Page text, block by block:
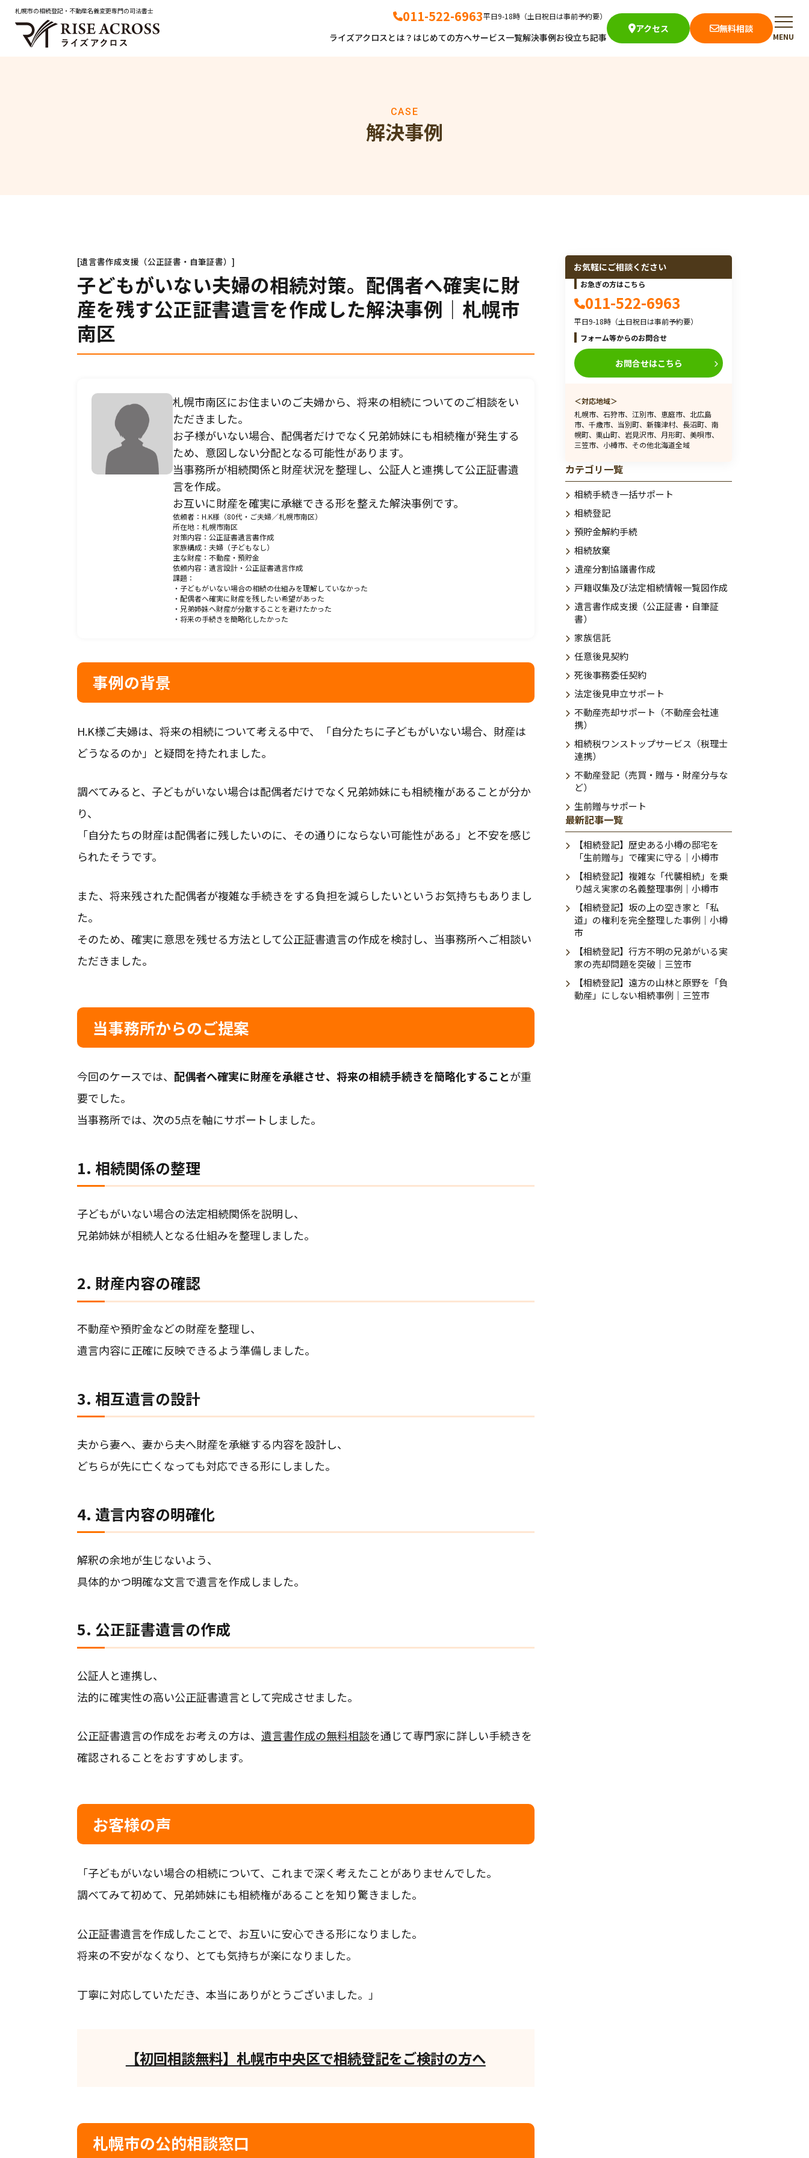
札幌市の相続登記・不動産名義変更専門の司法書士 011-522-6963平日9-18時（土日祝日は事前予約要）
ライズアクロスとは？ はじめての方へサービス一覧解決事例お役立ち記事
アクセス 無料相談
MENU
CASE
解決事例
[遺言書作成支援（公正証書・自筆証書）]
子どもがいない夫婦の相続対策。配偶者へ確実に財
産を残す公正証書遺言を作成した解決事例｜札幌市
南区
札幌市南区にお住まいのご夫婦から、将来の相続についてのご相談をい
ただきました。
お子様がいない場合、配偶者だけでなく兄弟姉妹にも相続権が発生する
ため、意図しない分配となる可能性があります。
当事務所が相続関係と財産状況を整理し、公証人と連携して公正証書遺
言を作成。
お互いに財産を確実に承継できる形を整えた解決事例です。
依頼者：H.K様（80代・ご夫婦／札幌市南区）
所在地：札幌市南区
対策内容：公正証書遺言書作成
家族構成：夫婦（子どもなし）
主な財産：不動産・預貯金
依頼内容：遺言設計・公正証書遺言作成
課題：
・子どもがいない場合の相続の仕組みを理解していなかった
・配偶者へ確実に財産を残したい希望があった
・兄弟姉妹へ財産が分散することを避けたかった
・将来の手続きを簡略化したかった
事例の背景
H.K様ご夫婦は、将来の相続について考える中で、「自分たちに子どもがいない場合、財産は
どうなるのか」と疑問を持たれました。
調べてみると、子どもがいない場合は配偶者だけでなく兄弟姉妹にも相続権があることが分か
り、
「自分たちの財産は配偶者に残したいのに、その通りにならない可能性がある」と不安を感じ
られたそうです。
また、将来残された配偶者が複雑な手続きをする負担を減らしたいというお気持ちもありまし
た。
そのため、確実に意思を残せる方法として公正証書遺言の作成を検討し、当事務所へご相談い
ただきました。
当事務所からのご提案
今回のケースでは、 配偶者へ確実に財産を承継させ、将来の相続手続きを簡略化することが重
要でした。
当事務所では、次の5点を軸にサポートしました。
1. 相続関係の整理
子どもがいない場合の法定相続関係を説明し、
兄弟姉妹が相続人となる仕組みを整理しました。
2. 財産内容の確認
不動産や預貯金などの財産を整理し、
遺言内容に正確に反映できるよう準備しました。
3. 相互遺言の設計
夫から妻へ、妻から夫へ財産を承継する内容を設計し、
どちらが先に亡くなっても対応できる形にしました。
4. 遺言内容の明確化
解釈の余地が生じないよう、
具体的かつ明確な文言で遺言を作成しました。
5. 公正証書遺言の作成
公証人と連携し、
法的に確実性の高い公正証書遺言として完成させました。
公正証書遺言の作成をお考えの方は、 遺言書作成の無料相談を通じて専門家に詳しい手続きを
確認されることをおすすめします。
お客様の声
「子どもがいない場合の相続について、これまで深く考えたことがありませんでした。
調べてみて初めて、兄弟姉妹にも相続権があることを知り驚きました。
公正証書遺言を作成したことで、お互いに安心できる形になりました。
将来の不安がなくなり、とても気持ちが楽になりました。
丁寧に対応していただき、本当にありがとうございました。」
【初回相談無料】札幌市中央区で相続登記をご検討の方へ
札幌市の公的相談窓口
お気軽にご相談ください
お急ぎの方はこちら
011-522-6963
平日9-18時（土日祝日は事前予約要）
フォーム等からのお問合せ
お問合せはこちら
＜対応地域＞
札幌市、石狩市、江別市、恵庭市、北広島
市、千歳市、当別町、新篠津村、長沼町、南
幌町、栗山町、岩見沢市、月形町、美唄市、
三笠市、小樽市、その他北海道全域
カテゴリ一覧
相続手続き一括サポート
相続登記
預貯金解約手続
相続放棄
遺産分割協議書作成
戸籍収集及び法定相続情報一覧図作成
遺言書作成支援（公正証書・自筆証
書）
家族信託
任意後見契約
死後事務委任契約
法定後見申立サポート
不動産売却サポート（不動産会社連
携）
相続税ワンストップサービス（税理士
連携）
不動産登記（売買・贈与・財産分与な
ど）
生前贈与サポート
最新記事一覧
【相続登記】歴史ある小樽の邸宅を
「生前贈与」で確実に守る｜小樽市
【相続登記】複雑な「代襲相続」を乗
り越え実家の名義整理事例｜小樽市
【相続登記】坂の上の空き家と「私
道」の権利を完全整理した事例｜小樽
市
【相続登記】行方不明の兄弟がいる実
家の売却問題を突破｜三笠市
【相続登記】遠方の山林と原野を「負
動産」にしない相続事例｜三笠市
サービス一覧
プライバシーポリシー
CONTACT
お問合せ・無料相談
ご質問やご相談がございましたら、お気軽にお問合せください。
当事務所の専門スタッフが丁寧に対応いたします。
011-522-6963
平日9-18時（土日祝日は事前予約要）
メールから相談する LINEから相談する
友だち登録後お問合せください。
対応地域
札幌市、石狩市、江別市、恵庭市、北広島市、千歳市、当別町、新篠津村、長沼町、南幌町、栗山町、岩見沢市、月形町、美
唄市、三笠市、小樽市、その他北海道全域